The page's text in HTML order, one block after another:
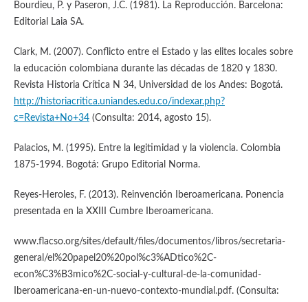
Bourdieu, P. y Paseron, J.C. (1981). La Reproducción. Barcelona:
Editorial Laia SA.
Clark, M. (2007). Conflicto entre el Estado y las elites locales sobre
la educación colombiana durante las décadas de 1820 y 1830.
Revista Historia Crítica N 34, Universidad de los Andes: Bogotá.
http://historiacritica.uniandes.edu.co/indexar.php?
c=Revista+No+34(Consulta: 2014, agosto 15).
Palacios, M. (1995). Entre la legitimidad y la violencia. Colombia
1875-1994. Bogotá: Grupo Editorial Norma.
Reyes-Heroles, F. (2013). Reinvención Iberoamericana. Ponencia
presentada en la XXIII Cumbre Iberoamericana.
www.flacso.org/sites/default/files/documentos/libros/secretaria-
general/el%20papel20%20pol%c3%ADtico%2C-
econ%C3%B3mico%2C-social-y-cultural-de-la-comunidad-
Iberoamericana-en-un-nuevo-contexto-mundial.pdf. (Consulta: